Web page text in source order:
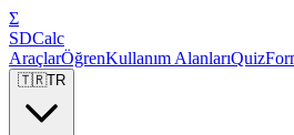
Σ
SDCalc
AraçlarÖğrenKullanım AlanlarıQuiz
🇹🇷TR